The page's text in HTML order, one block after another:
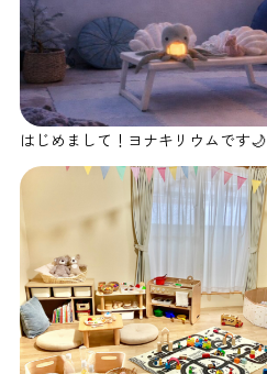
はじめまして！ヨナキリウムです🌙